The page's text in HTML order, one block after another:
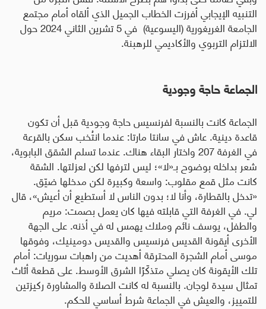
التنبيه الإيجابي أفرزت الخطاب الجميل الذي ألقاه أمام مجتمع
الجامعة الغريغورية (اليسوعية) في 5 تشرين الثاني 2024 حول
الالتزام التربوي والأكاديمي للرهبنة.
الجماعة حاجة وجودية
الجماعة كانت بالنسبة لفرنسيس حاجة وجودية قبل أن تكون
قاعدة دينية. عاش في سانتا مارتا: عندما انتُخب سكن بالقرعة
في الغرفة 207 واختار البقاء هناك. عندما تسلم الشقق البابوية،
شعر بداخله بوضوح بـ«لا»؛ ليس لترفها لكن لعزلتها. الشقة
كانت مثل قمع مقلوب: واسعة وكبيرة لكن مدخلها ضيّق.
«تدخل بالقطارة، وأنا لا؛ بدون الناس لا أستطيع أن أعيش»، قال
لي. في الغرفة التي قابلته فيها كان يعمل بصمت: مريم
والطفل، يوسف نائم وملاك يهمس له في أذنه. على الجهة
الأخرى أيقونة القديس فرنسيس والقديس دومينيك، وفوقها
موسى أمام الشجرة المحترقة أهديت من راهبات سوريات: أمام
تلك الأيقونة كان يصلي متذكّرًا الشرق الأوسط. على قطعة أثاث
تمثال سيدة لوجان. بالنسبة له كانت الصلاة والمشاورة ركيزتين
للتمييز، والعيش في الجماعة شرط أساسي للحكم.